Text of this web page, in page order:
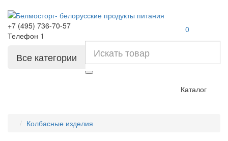
+7 (495) 736-70-57
Телефон 1
0
Все категории
Каталог
Колбасные изделия